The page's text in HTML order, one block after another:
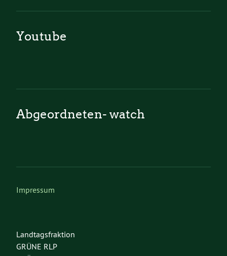
Youtube
Abgeordneten- watch
Impressum
Landtagsfraktion
GRÜNE RLP